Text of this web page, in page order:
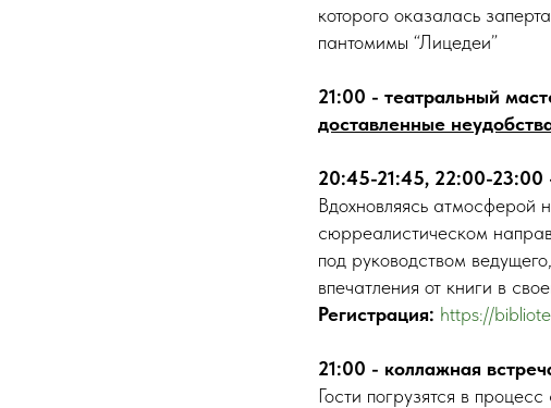
которого оказалась
пантомимы “Лицедеи”
21:00 - театральный
доставленные
20:45-21:45, 22:00-23:00
Вдохновляясь атмосферой
сюрреалистическом
под руководством
впечатления от книги в
Регистрация: https://
21:00 - коллажная
Гости погрузятся в